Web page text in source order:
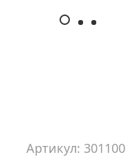
Артикул: 301100